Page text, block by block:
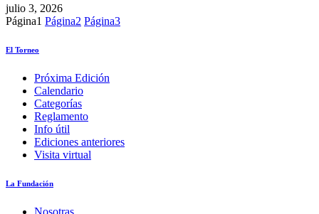
julio 3, 2026
Página1 Página2 Página3
El Torneo
Próxima Edición
Calendario
Categorías
Reglamento
Info útil
Ediciones anteriores
Visita virtual
La Fundación
Nosotras